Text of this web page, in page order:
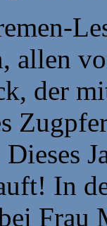
allen
der
In
Frau